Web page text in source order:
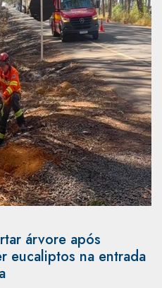
árvore após
eucaliptos na entrada